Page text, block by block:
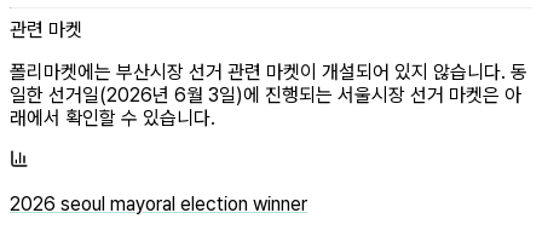
관련 마켓
폴리마켓에는 부산시장 선거 관련 마켓이 개설되어 있지 않습니다. 동
일한 선거일(2026년 6월 3일)에 진행되는 서울시장 선거 마켓은 아
래에서 확인할 수 있습니다.
2026 seoul mayoral election winner